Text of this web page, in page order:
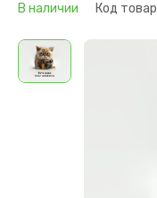
В наличии Код